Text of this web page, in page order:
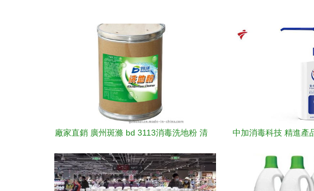
廠家直銷 廣州斑滌 bd 3113消毒洗地粉 清
圖片,廠家直銷 廣州斑滌 bd 3113消毒洗地
粉 清潔粉 清潔用品 堿性清潔粉
中加消毒科技 精進產